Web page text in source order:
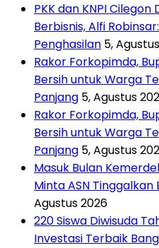
PKK dan KNPI
Berbisnis, Alfi
Penghasilan 5,
Rakor Forkopimda,
Bersih untuk Warga
Panjang 5, Agustus
Rakor Forkopimda,
Bersih untuk Warga
Panjang 5, Agustus
Masuk Bulan
Minta ASN
Agustus 2026
220 Siswa Diwisuda
Investasi Terbaik